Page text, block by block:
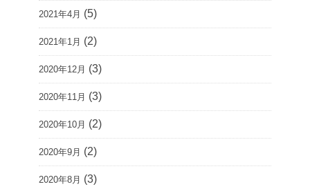
2021年4月 (5)
2021年1月 (2)
2020年12月 (3)
2020年11月 (3)
2020年10月 (2)
2020年9月 (2)
2020年8月 (3)